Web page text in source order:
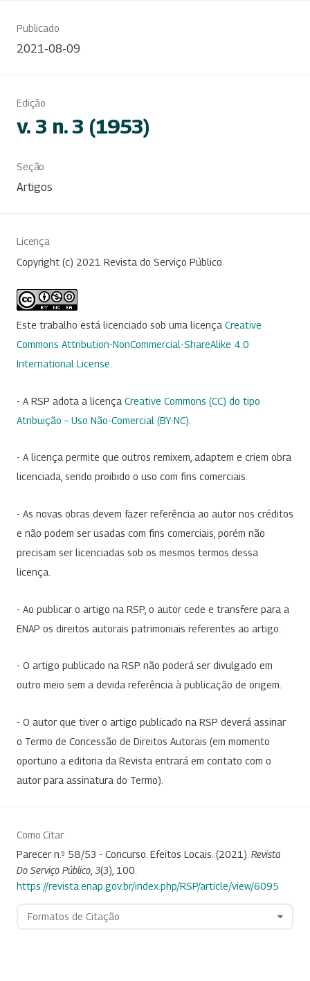
Publicado
2021-08-09
Edição
v. 3 n. 3 (1953)
Seção
Artigos
Licença
Copyright (c) 2021 Revista do Serviço Público
Este trabalho está licenciado sob uma licença Creative
Commons Attribution-NonCommercial-ShareAlike 4.0
International License
- A RSP adota a licença Creative Commons (CC) do tipo
Atribuição – Uso Não-Comercial (BY-NC)
- A licença permite que outros remixem, adaptem e criem obra
licenciada, sendo proibido o uso com fins comerciais.
- As novas obras devem fazer referência ao autor nos créditos
e não podem ser usadas com fins comerciais, porém não
precisam ser licenciadas sob os mesmos termos dessa
licença.
- Ao publicar o artigo na RSP, o autor cede e transfere para a
ENAP os direitos autorais patrimoniais referentes ao artigo.
- O artigo publicado na RSP não poderá ser divulgado em
outro meio sem a devida referência à publicação de origem.
- O autor que tiver o artigo publicado na RSP deverá assinar
o Termo de Concessão de Direitos Autorais (em momento
oportuno a editoria da Revista entrará em contato com o
autor para assinatura do Termo).
Como Citar
Parecer n.º 58/53 - Concurso. Efeitos Locais. (2021). Revista
Do Serviço Público 3(3), 100.
https://revista.enap.gov.br/index.php/RSP/article/view/6095
Formatos de Citação